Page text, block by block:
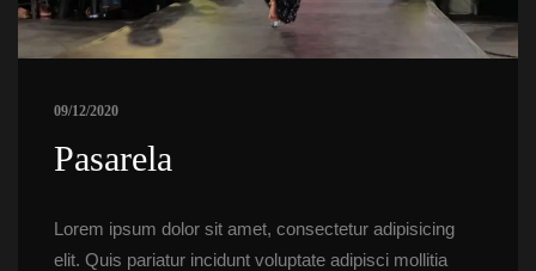
09/12/2020
Pasarela
Lorem ipsum dolor sit amet, consectetur adipisicing
elit. Quis pariatur incidunt voluptate adipisci mollitia